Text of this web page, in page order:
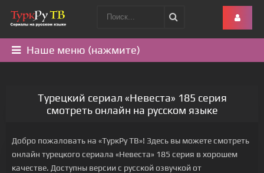
Наше меню (нажмите)
Турецкий сериал «Невеста» 185 серия
смотреть онлайн на русском языке
Добро пожаловать на «ТуркРу ТВ»! Здесь вы можете смотреть
онлайн турецкого сериала «Невеста» 185 серия в хорошем
качестве. Доступны версии с русской озвучкой от